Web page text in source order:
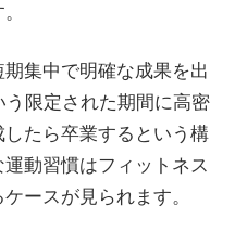
集中で明確な成果を出
限定された期間に高密
たら卒業するという構
動習慣はフィットネス
ースが見られます。